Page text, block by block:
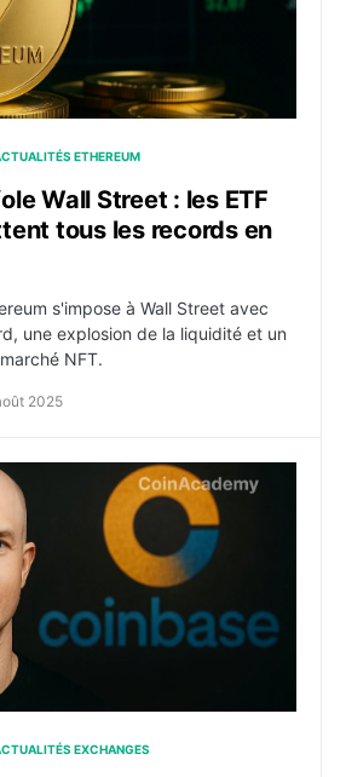
ETHEREUM
Wall Street : les ETF
tous les records en
s'impose à Wall Street avec
une explosion de la liquidité et un
NFT.
2025
un retour dans le top 10 des
EXCHANGES